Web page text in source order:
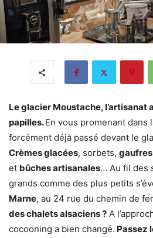
Le glacier Moustache, l’artisanat
papilles.En vous promenant dans
forcément déjà passé devant le
Crèmes glacées, sorbets, gaufres
et bûches artisanales… Au fil des
grands comme des plus petits
Marne, au 24 rue du chemin de
des chalets alsaciens ? A
cocooning a bien changé. Passez